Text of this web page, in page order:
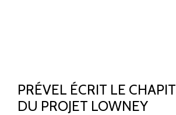
PRÉVEL ÉCRIT LE
DU PROJET LOWNEY